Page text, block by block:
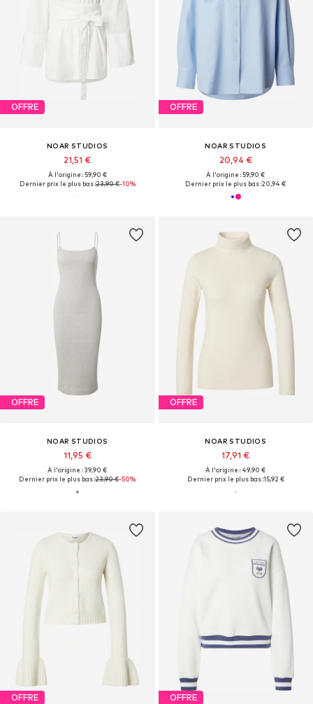
OFFRE
NOAR STUDIOS
21,51 €
À l'origine : 59,90 €
Dernier prix le plus bas :23,90 €-10%
OFFRE
NOAR STUDIOS
20,94 €
À l'origine : 59,90 €
Dernier prix le plus bas :20,94 €
OFFRE
NOAR STUDIOS
11,95 €
À l'origine : 39,90 €
Dernier prix le plus bas :23,90 €-50%
OFFRE
NOAR STUDIOS
17,91 €
À l'origine : 49,90 €
Dernier prix le plus bas :15,92 €
OFFRE OFFRE